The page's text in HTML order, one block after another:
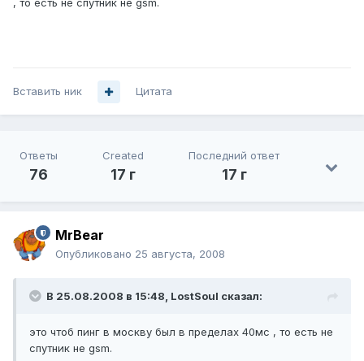
, то есть не спутник не gsm.
Вставить ник Цитата
Ответы
76
Created
17 г
Последний ответ
17 г
MrBear
Опубликовано 25 августа, 2008
В 25.08.2008 в 15:48, LostSoul сказал:
это чтоб пинг в москву был в пределах 40мс , то есть не
спутник не gsm.